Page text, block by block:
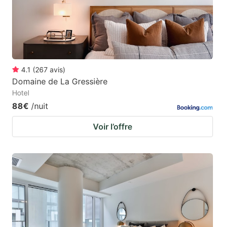
4.1 (267 avis)
Domaine de La Gressière
Hotel
88€ /nuit
Voir l’offre